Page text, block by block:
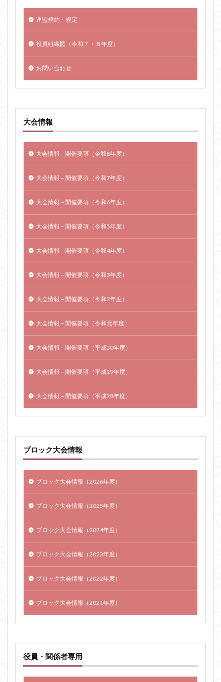
連盟規約・規定
役員組織図（令和７・８年度）
お問い合わせ
大会情報
大会情報 – 開催要項（令和8年度）
大会情報 – 開催要項（令和7年度）
大会情報 – 開催要項（令和6年度）
大会情報 – 開催要項（令和5年度）
大会情報 – 開催要項（令和4年度）
大会情報 – 開催要項（令和3年度）
大会情報 – 開催要項（令和2年度）
大会情報 – 開催要項（令和元年度）
大会情報 – 開催要項（平成30年度）
大会情報 – 開催要項（平成29年度）
大会情報 – 開催要項（平成28年度）
ブロック大会情報
ブロック大会情報（2026年度）
ブロック大会情報（2025年度）
ブロック大会情報（2024年度）
ブロック大会情報（2023年度）
ブロック大会情報（2022年度）
ブロック大会情報（2021年度）
役員・関係者専用